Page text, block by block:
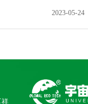
2023-05-24
祥